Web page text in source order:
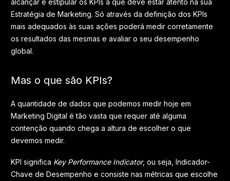
Estratégia de Marketing. Só através da definição dos KPIs
mais adequados às suas ações poderá medir corretamente
os resultados das mesmas e avaliar o seu desempenho
global.
Mas o que são KPIs?
A quantidade de dados que podemos medir hoje em
Marketing Digital é tão vasta que requer até alguma
contenção quando chega a altura de escolher o que
devemos medir.
KPI significa Key Performance Indicator, ou seja, Indicador-
Chave de Desempenho e consiste nas métricas que escolhe